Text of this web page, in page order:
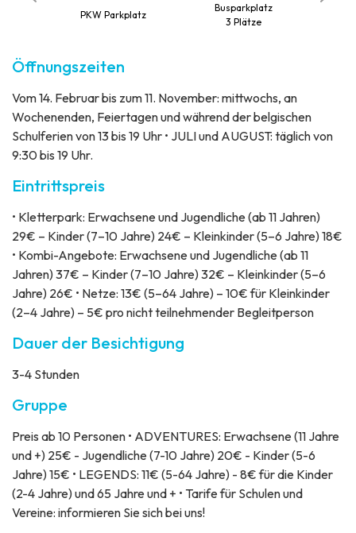
PKW Parkplatz
Busparkplatz
3 Plätze
Öffnungszeiten
Vom 14. Februar bis zum 11. November: mittwochs, an
Wochenenden, Feiertagen und während der belgischen
Schulferien von 13 bis 19 Uhr • JULI und AUGUST: täglich von
9:30 bis 19 Uhr.
Eintrittspreis
• Kletterpark: Erwachsene und Jugendliche (ab 11 Jahren)
29€ – Kinder (7–10 Jahre) 24€ – Kleinkinder (5–6 Jahre) 18€
• Kombi-Angebote: Erwachsene und Jugendliche (ab 11
Jahren) 37€ – Kinder (7–10 Jahre) 32€ – Kleinkinder (5–6
Jahre) 26€ • Netze: 13€ (5–64 Jahre) – 10€ für Kleinkinder
(2–4 Jahre) – 5€ pro nicht teilnehmender Begleitperson
Dauer der Besichtigung
3-4 Stunden
Gruppe
Preis ab 10 Personen • ADVENTURES: Erwachsene (11 Jahre
und +) 25€ - Jugendliche (7-10 Jahre) 20€ - Kinder (5-6
Jahre) 15€ • LEGENDS: 11€ (5-64 Jahre) - 8€ für die Kinder
(2-4 Jahre) und 65 Jahre und + • Tarife für Schulen und
Vereine: informieren Sie sich bei uns!